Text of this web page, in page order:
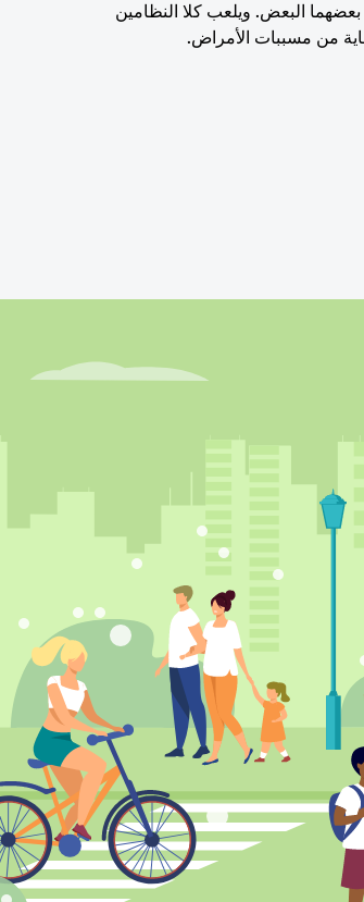
البعض. ويلعب كلا النظامين
من مسببات الأمراض.